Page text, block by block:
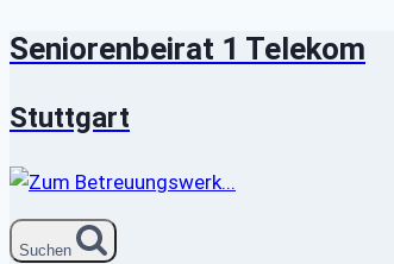
Zum
springen
Seniorenbeirat 1 Telekom
Stuttgart
Suchen